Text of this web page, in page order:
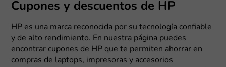
Cupones y descuentos de HP
HP es una marca reconocida por su tecnología confiable
y de alto rendimiento. En nuestra página puedes
encontrar cupones de HP que te permiten ahorrar en
compras de laptops, impresoras y accesorios